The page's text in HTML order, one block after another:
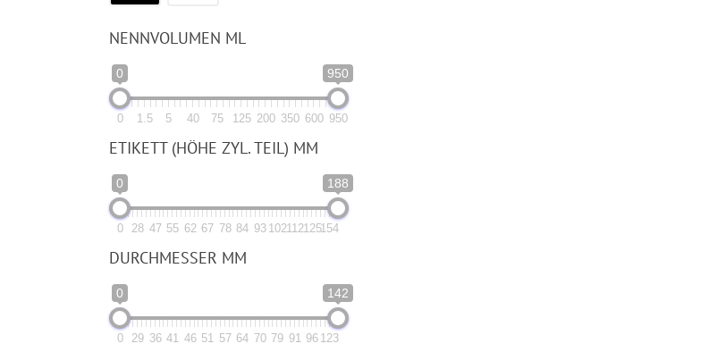
NENNVOLUMEN ML
0 950
0 1.5 5 40 75 125 200 350 600 950
ETIKETT (HÖHE ZYL. TEIL) MM
0 188
0 28 47 55 62 67 78 84 93 102112125154
DURCHMESSER MM
0 142
0 29 36 41 46 51 57 64 70 79 91 96 123